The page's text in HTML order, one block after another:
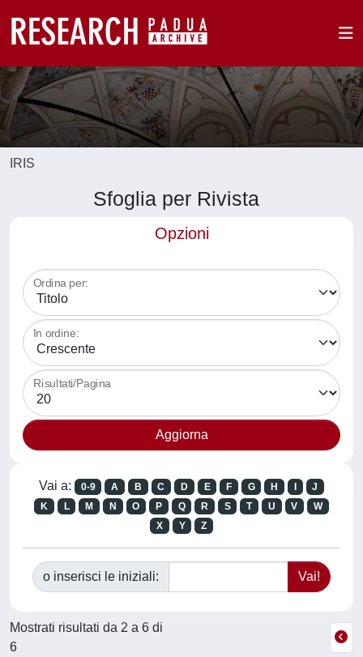
IRIS
Sfoglia per Rivista
Opzioni
Ordina per:
In ordine:
Risultati/Pagina
Vai a: 0-9 A B C D E F G H
J
K
L M N O P Q R S T U V
W
X
Y Z
o inserisci le iniziali:
Mostrati risultati da 2 a 6 di
6